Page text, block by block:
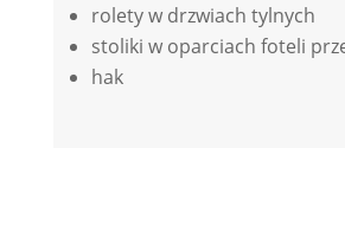
rolety w drzwiach tylnych
stoliki w oparciach foteli
hak